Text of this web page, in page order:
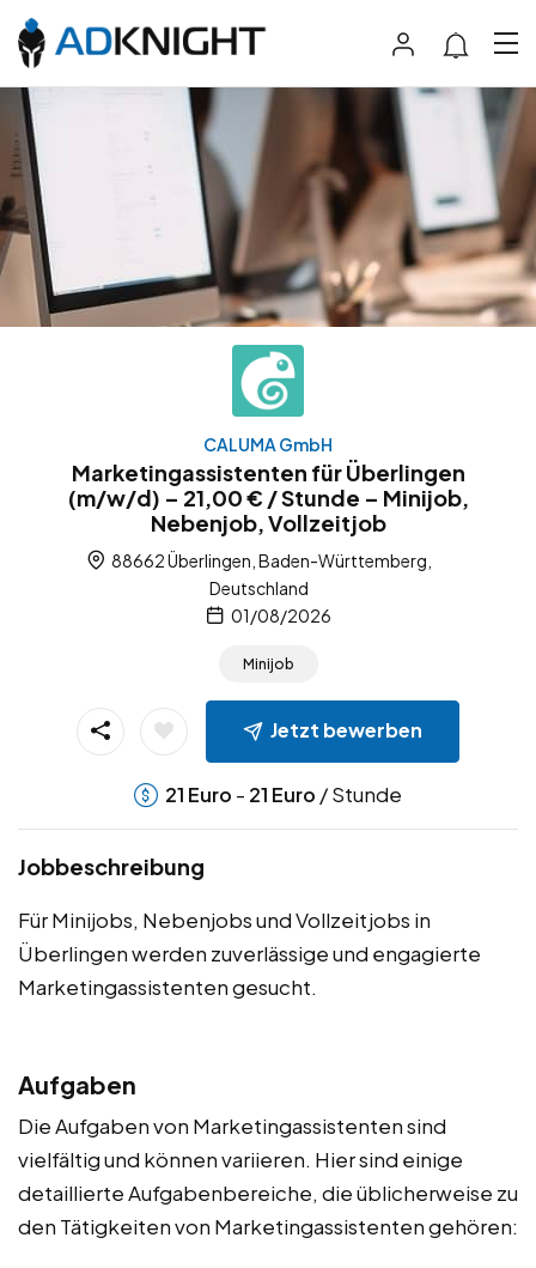
CALUMA GmbH
Marketingassistenten für Überlingen
(m/w/d) – 21,00 € / Stunde – Minijob,
Nebenjob, Vollzeitjob
88662 Überlingen, Baden-Württemberg,
Deutschland
01/08/2026
Minijob
Jetzt bewerben
21 Euro - 21 Euro / Stunde
Jobbeschreibung
Für Minijobs, Nebenjobs und Vollzeitjobs in
Überlingen werden zuverlässige und engagierte
Marketingassistenten gesucht.
Aufgaben
Die Aufgaben von Marketingassistenten sind
vielfältig und können variieren. Hier sind einige
detaillierte Aufgabenbereiche, die üblicherweise zu
den Tätigkeiten von Marketingassistenten gehören: